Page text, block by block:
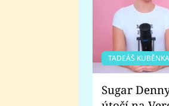
TADEÁŠ KUBĚNKA
Sugar